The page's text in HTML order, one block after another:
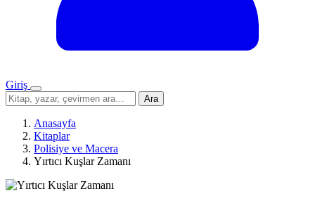
Giriş
Menü
Sitede
ara
Ara
Anasayfa
Kitaplar
Polisiye ve Macera
Yırtıcı Kuşlar Zamanı